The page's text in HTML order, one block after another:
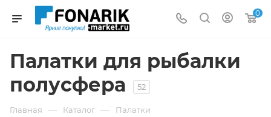
0
Палатки для рыбалки
полусфера
52
Главная — Каталог — Палатки